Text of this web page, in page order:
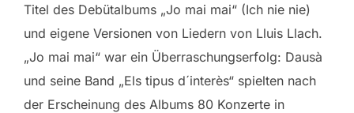
Titel des Debütalbums „Jo mai mai“ (Ich nie nie)
und eigene Versionen von Liedern von Lluis Llach.
„Jo mai mai“ war ein Überraschungserfolg: Dausà
und seine Band „Els tipus d´interès“ spielten nach
der Erscheinung des Albums 80 Konzerte in